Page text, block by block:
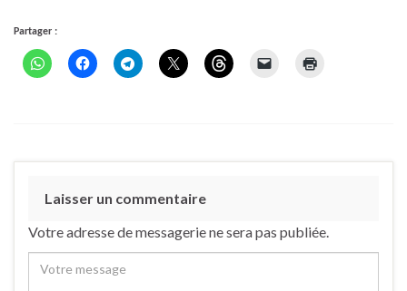
Partager :
Laisser un commentaire
Votre adresse de messagerie ne sera pas publiée.